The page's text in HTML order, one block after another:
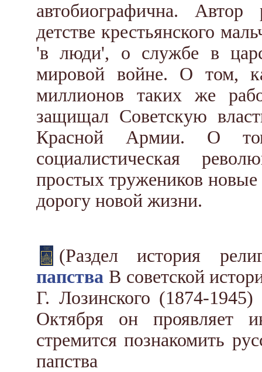
автобиографична.
детстве крестьянского
'в люди', о службе в
мировой войне. О том,
миллионов таких же
защищал Советскую
Красной Армии. О
социалистическая
простых тружеников
дорогу новой жизни.
(Раздел история
папства В советской
Г. Лозинского (1874-
Октября он проявляет
стремится познакомить
папства